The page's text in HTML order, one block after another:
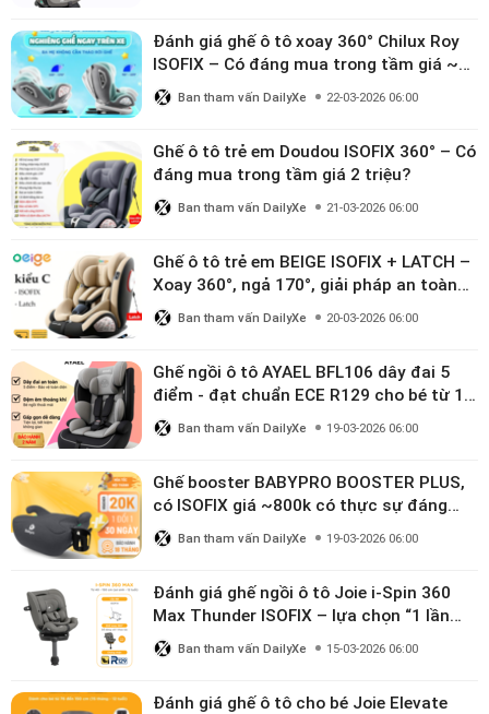
Đánh giá ghế ô tô xoay 360° Chilux Roy
ISOFIX – Có đáng mua trong tầm giá ~3
triệu
Ban tham vấn DailyXe 22-03-2026 06:00
Ghế ô tô trẻ em Doudou ISOFIX 360° – Có
đáng mua trong tầm giá 2 triệu?
Ban tham vấn DailyXe 21-03-2026 06:00
Ghế ô tô trẻ em BEIGE ISOFIX + LATCH –
Xoay 360°, ngả 170°, giải pháp an toàn
linh hoạt cho bé 0–10 tuổi
Ban tham vấn DailyXe 20-03-2026 06:00
Ghế ngồi ô tô AYAEL BFL106 dây đai 5
điểm - đạt chuẩn ECE R129 cho bé từ 1–
10 tuổi
Ban tham vấn DailyXe 19-03-2026 06:00
Ghế booster BABYPRO BOOSTER PLUS,
có ISOFIX giá ~800k có thực sự đáng
mua?
Ban tham vấn DailyXe 19-03-2026 06:00
Đánh giá ghế ngồi ô tô Joie i-Spin 360
Max Thunder ISOFIX – lựa chọn “1 lần
dùng đến 12 năm” có đáng giá gần 9
triệu?
Ban tham vấn DailyXe 15-03-2026 06:00
Đánh giá ghế ô tô cho bé Joie Elevate